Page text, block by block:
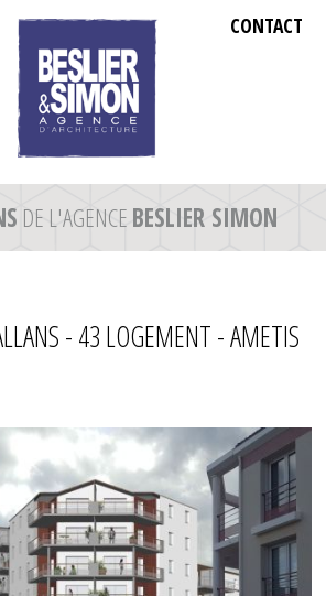
CONTACT
DE L'AGENCEBESLIER SIMON
- 43 LOGEMENT - AMETIS